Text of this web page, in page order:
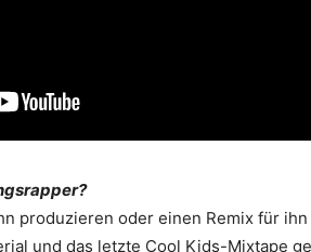
produzieren oder einen Remix für
und das letzte Cool Kids-Mixtape